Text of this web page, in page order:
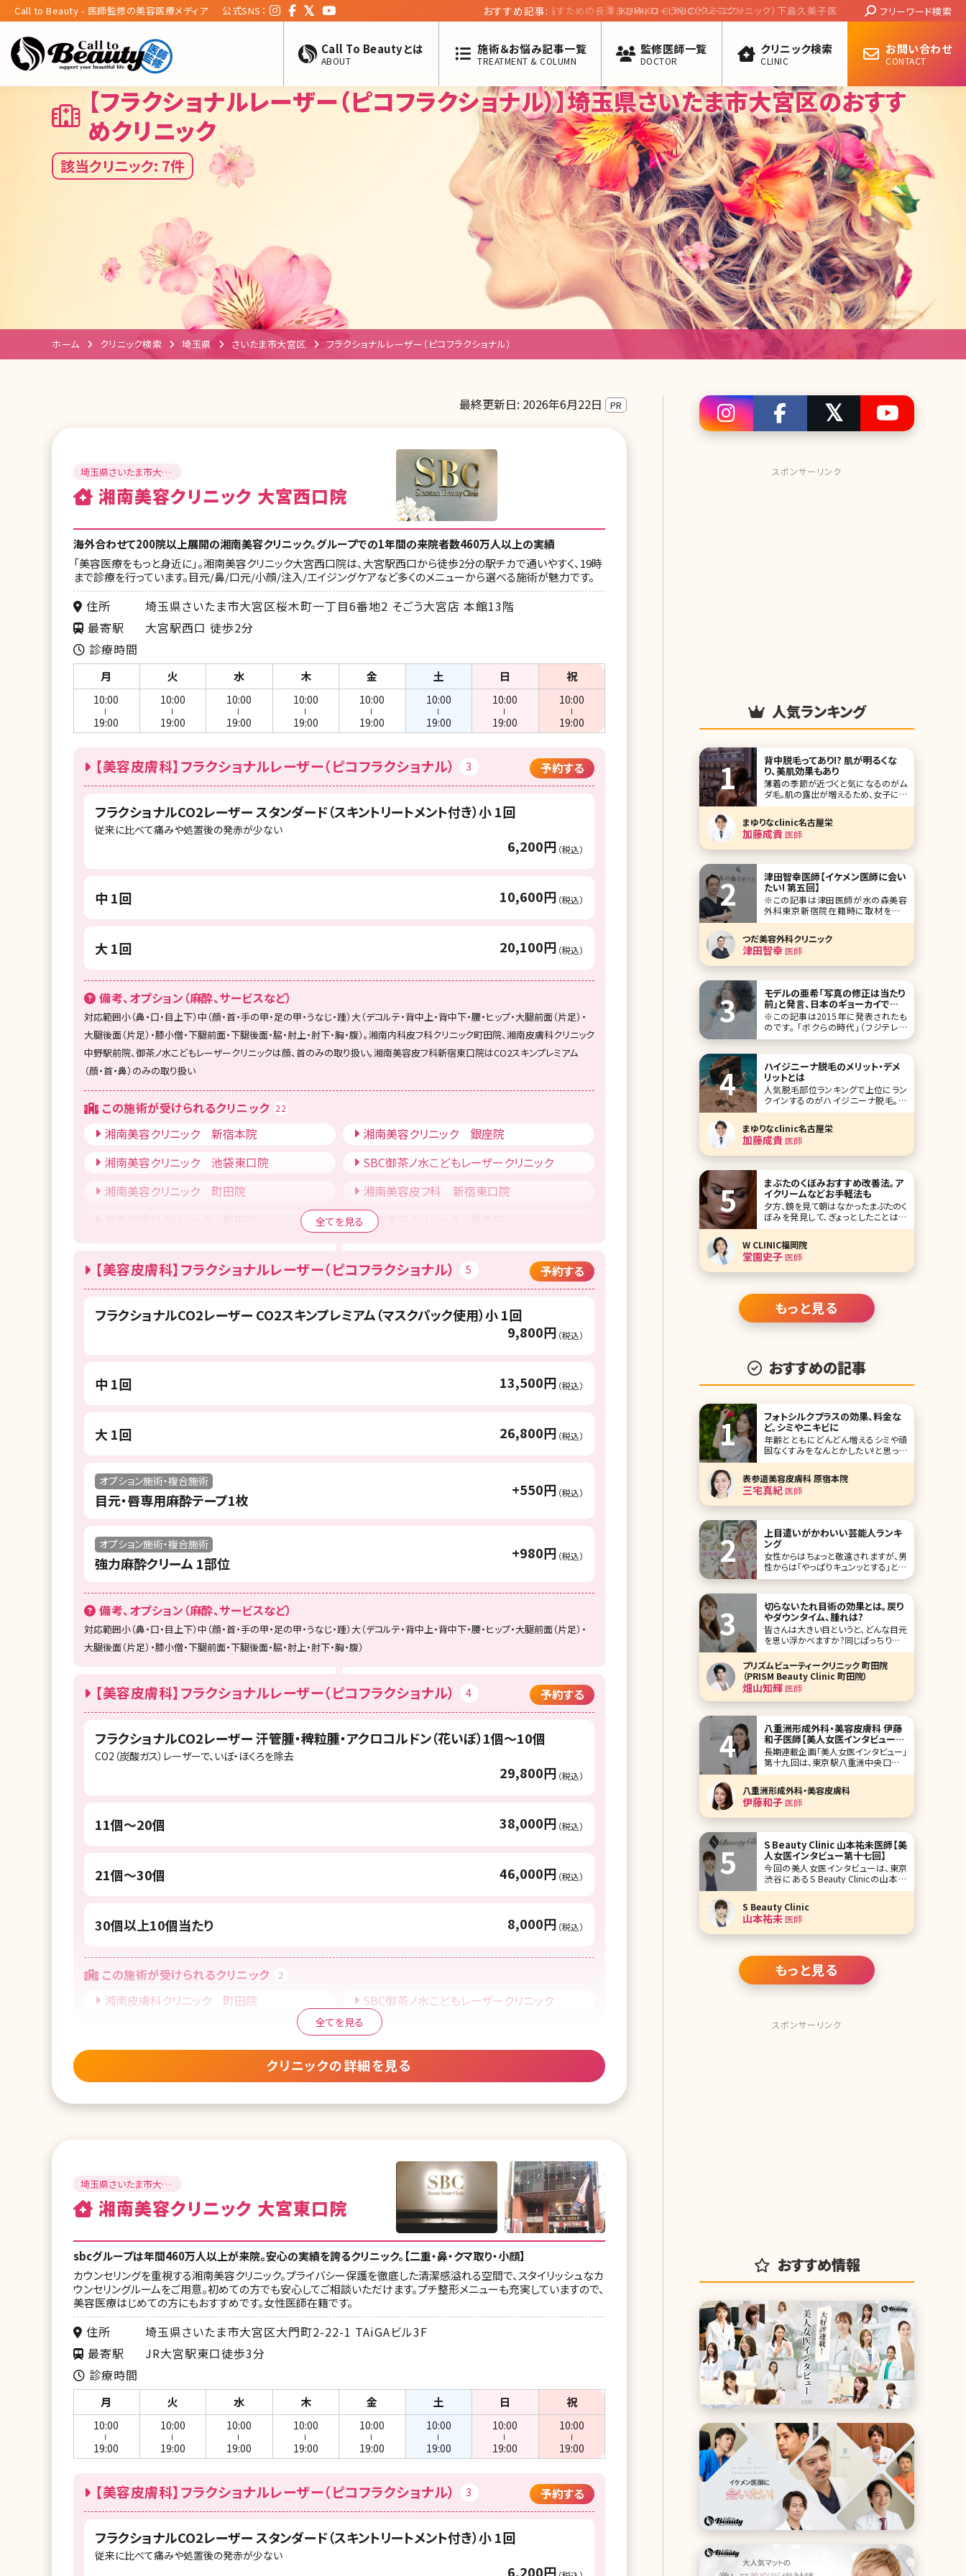
Call to Beauty - 医師監修の美容医療メディア 公式SNS： おすすめ記事:
KUMIKO CLINIC（クミコクリニック）下島久美子医師【美人女医イ
Search:
フリーワード検索
Call To Beautyとは
ABOUT
施術＆お悩み記事一覧
TREATMENT & COLUMN
監修医師一覧
DOCTOR
クリニック検索
CLINIC
お問い合わせ
CONTACT
【フラクショナルレーザー（ピコフラクショナル）】埼玉県さいたま市大宮区のおすす
めクリニック
該当クリニック: 7件
ホーム クリニック検索 埼玉県 さいたま市大宮区 フラクショナルレーザー（ピコフラクショナル）
最終更新日: 2026年6月22日 PR
埼玉県さいたま市大宮
区
湘南美容クリニック 大宮西口院
海外合わせて200院以上展開の湘南美容クリニック。グループでの1年間の来院者数460万人以上の実績
「美容医療をもっと身近に」。湘南美容クリニック大宮西口院は、大宮駅西口から徒歩2分の駅チカで通いやすく、19時
まで診療を行っています。目元/鼻/口元/小顔/注入/エイジングケアなど多くのメニューから選べる施術が魅力です。
住所
埼玉県さいたま市大宮区桜木町一丁目6番地2 そごう大宮店 本館13階
最寄駅
大宮駅西口 徒歩2分
診療時間
月 火 水 木 金 土 日 祝
10:00
19:00
10:00
19:00
10:00
19:00
10:00
19:00
10:00
19:00
10:00
19:00
10:00
19:00
10:00
19:00
【美容皮膚科】フラクショナルレーザー（ピコフラクショナル） 3 予約する
フラクショナルCO2レーザー スタンダード（スキントリートメント付き）小 1回
従来に比べて痛みや処置後の発赤が少ない
6,200円 （税込）
中 1回 10,600円 （税込）
大 1回 20,100円 （税込）
備考、オプション（麻酔、サービスなど）
対応範囲小（鼻・口・目上下）中（顔・首・手の甲・足の甲・うなじ・踵）大（デコルテ・背中上・背中下・腰・ヒップ・大腿前面（片足）・
大腿後面（片足）・膝小僧・下腿前面・下腿後面・脇・肘上・肘下・胸・腹）。湘南内科皮フ科クリニック町田院、湘南皮膚科クリニック
中野駅前院、御茶ノ水こどもレーザークリニックは顔、首のみの取り扱い。湘南美容皮フ科新宿東口院はCO2スキンプレミアム
（顔・首・鼻）のみの取り扱い
この施術が受けられるクリニック 22
湘南美容クリニック 新宿本院
湘南美容クリニック 銀座院
湘南美容クリニック 池袋東口院
SBC御茶ノ水こどもレーザークリニック
湘南美容クリニック 町田院
湘南美容皮フ科 新宿東口院
湘南皮膚科クリニック 町田院
湘南美容クリニック 福島院
湘南美容クリニック 柏院
湘南美容クリニック 藤沢院
湘南美容クリニック 辻堂アカデミア
湘南美容クリニック 長野院
湘南美容クリニック 名古屋栄院
湘南美容クリニック 神戸三宮院
湘南美容クリニック 岡山院
全てを見る
【美容皮膚科】フラクショナルレーザー（ピコフラクショナル） 5 予約する
フラクショナルCO2レーザー CO2スキンプレミアム（マスクパック使用）小 1回
9,800円 （税込）
中 1回 13,500円 （税込）
大 1回 26,800円 （税込）
オプション施術・複合施術
目元・唇専用麻酔テープ1枚
+550円 （税込）
オプション施術・複合施術
強力麻酔クリーム 1部位
+980円 （税込）
備考、オプション（麻酔、サービスなど）
対応範囲小（鼻・口・目上下）中（顔・首・手の甲・足の甲・うなじ・踵）大（デコルテ・背中上・背中下・腰・ヒップ・大腿前面（片足）・
大腿後面（片足）・膝小僧・下腿前面・下腿後面・脇・肘上・肘下・胸・腹）
【美容皮膚科】フラクショナルレーザー（ピコフラクショナル） 4 予約する
フラクショナルCO2レーザー 汗管腫・稗粒腫・アクロコルドン（花いぼ）1個～10個
CO2（炭酸ガス）レーザーで、いぼ・ほくろを除去
29,800円 （税込）
11個～20個 38,000円 （税込）
21個～30個 46,000円 （税込）
30個以上10個当たり 8,000円 （税込）
この施術が受けられるクリニック 2
湘南皮膚科クリニック 町田院 SBC御茶ノ水こどもレーザークリニック
全てを見る
クリニックの詳細を見る
埼玉県さいたま市大宮
区
湘南美容クリニック 大宮東口院
sbcグループは年間460万人以上が来院。安心の実績を誇るクリニック。【二重・鼻・クマ取り・小顔】
カウンセリングを重視する湘南美容クリニック。プライバシー保護を徹底した清潔感溢れる空間で、スタイリッシュなカ
ウンセリングルームをご用意。初めての方でも安心してご相談いただけます。プチ整形メニューも充実していますので、
美容医療はじめての方にもおすすめです。女性医師在籍です。
住所
埼玉県さいたま市大宮区大門町2-22-1 TAiGAビル3F
最寄駅
JR大宮駅東口徒歩3分
診療時間
月 火 水 木 金 土 日 祝
10:00
19:00
10:00
19:00
10:00
19:00
10:00
19:00
10:00
19:00
10:00
19:00
10:00
19:00
10:00
19:00
【美容皮膚科】フラクショナルレーザー（ピコフラクショナル） 3 予約する
フラクショナルCO2レーザー スタンダード（スキントリートメント付き）小 1回
従来に比べて痛みや処置後の発赤が少ない
6,200円
スポンサーリンク
人気ランキング
背中脱毛ってあり!? 肌が明るくな
り、美肌効果もあり
薄着の季節が近づくと気になるのがム
ダ毛。肌の露出が増えるため、女子にと
ってあらゆる箇所のムダ毛の処理は必
須ですよね。ですが、脇や腕、脚の処理
をして満足している方が意外と多
い……。どうせなら背中まで綺麗にして
みてはいかがでしょう。 「自分は背中が
まゆりなclinic名古屋栄
加藤成貴医師
津田智幸医師【イケメン医師に会い
たい! 第五回】
※この記事は津田医師が水の森美容
外科東京新宿院在籍時に取材をした
記事です。 人気企画「イケメン医師に会
いたい!」第五回は全国に4院を展開す
る水の森美容外科東京新宿院の津田
智幸(つだ ともゆき)院長です。 笑顔が
優しい津田院長。医師として憧れてい
ってもらいました。
つだ美容外科クリニック
津田智幸医師
モデルの亜希「写真の修正は当たり
前」と発言、日本のギョーカイで歳
を取ることの難しさを考える／北条
かや
※この記事は2015年に発表されたも
のです。 「ボクらの時代」（フジテレビ
系）という番組が好きで、たまに見てい
名が集まって、カフェなどでトークする
番組だ。10月11日は、モデルの清原亜
希（現亜希、47）が、モ
ハイジニーナ脱毛のメリット・デメ
リットとは
人気脱毛部位ランキングで上位にラン
クインするのがハイジニーナ脱毛。今
では「やっておくのが常識」という声も
多く、ハイジニーナ脱毛に興味を持つ
人が増えているといいます。 ここでは、
ハイジニーナ脱毛についてよく知らな
いという人のために、ハイジニーナ脱
まゆりなclinic名古屋栄
加藤成貴医師
まぶたのくぼみおすすめ改善法。ア
イクリームなどお手軽法も
夕方、鏡を見て朝はなかったまぶたのく
ぼみを発見して、ぎょっとしたことはあ
りませんか？たるみと同様、徐々に進行
していくまぶたのくぼみはシミやしわ、
たるみよりも気がつきにくいエイジング
サイン。女性の見た目年齢をあげて疲
れた印象を与えてしまいます。「この、疲
いる方も
W CLINIC福岡院
堂園史子医師
もっと見る
おすすめの記事
フォトシルクプラスの効果、料金な
ど。シミやニキビに
年齢とともにどんどん増えるシミや頑
固なくすみをなんとかしたい!と思った
とき、皆さんならどうしますか?市販の
美白化粧品は効かないし、だからとい
ってレーザーで治療をするのは怖いし、
ダウンタイムがある施術はムリ……。こ
うした方も多いのではないでしょうか。
プラスです。効
表参道美容皮膚科 原宿本院
三宅真紀医師
上目遣いがかわいい芸能人ランキ
ング
女性からはちょっと敬遠されますが、男
性からは「やっぱりキュンッとする」と言
われているのが“上目遣い”です。です
魅力を持つ“上目遣い”が、特にかわい
いと感じてしまう女性芸能人をランキ
ング形式でご紹介していきます。 第1位
切らないたれ目術の効果とは。戻り
やダウンタイム、腫れは?
皆さんは大きい目というと、どんな目元
を思い浮かべますか?同じぱっちりとし
た目でも切れ長の目元より、優しい印
象を与えるたれ目のほうが男性ウケが
いいという意見もあります。確かに、男
性に人気のある女優やタレントさんで
も優しそうなたれ
プリズムビューティークリニック 町田院
（PRISM Beauty Clinic 町田院）
畑山知輝医師
八重洲形成外科・美容皮膚科 伊藤
和子医師【美人女医インタビュー第
十九回】
長期連載企画「美人女医インタビュー」
第十九回は、東京駅八重洲中央口から
徒歩2分、八重洲形成外科・美容皮膚科
の伊藤和子先生です。もともと形成外
科で乳房の再建などに携わり、その後
美容領域へ。インタビューは苦手とお
っしゃってましたが、常に笑みを絶やさ
八重洲形成外科・美容皮膚科
伊藤和子医師
S Beauty Clinic 山本祐未医師【美
人女医インタビュー第十七回】
今回の美人女医インタビューは、東京
渋谷にあるS Beauty Clinicの山本祐
未院長です。渋谷といっても、最近話題
主婦の方から、アパレルの店員さんま
でさまざまな患者さんから頼りにされ
ています。 医療痩身とアンチエイジン
外科の
S Beauty Clinic
山本祐未医師
もっと見る
スポンサーリンク
おすすめ情報